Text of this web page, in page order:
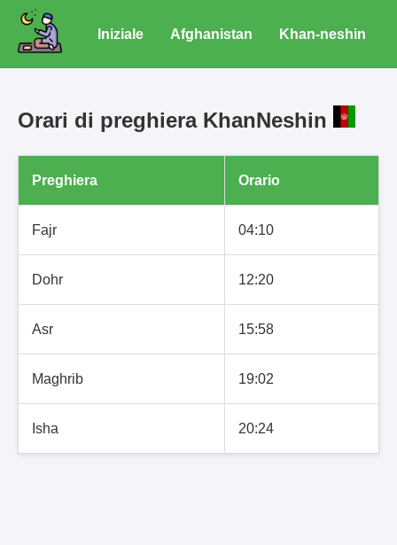
Iniziale Afghanistan Khan-neshin
Orari di preghiera KhanNeshin
Preghiera Orario
Fajr 04:10
Dohr 12:20
Asr 15:58
Maghrib 19:02
Isha 20:24